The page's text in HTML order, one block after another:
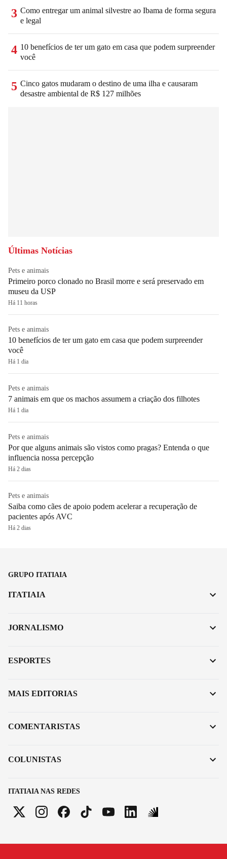
3 Como entregar um animal silvestre ao Ibama de forma segura
e legal
4 10 benefícios de ter um gato em casa que podem surpreender
você
5 Cinco gatos mudaram o destino de uma ilha e causaram
desastre ambiental de R$ 127 milhões
Últimas Notícias
Pets e animais
Primeiro porco clonado no Brasil morre e será preservado em
museu da USP
Há 11 horas
Pets e animais
10 benefícios de ter um gato em casa que podem surpreender
você
Há 1 dia
Pets e animais
7 animais em que os machos assumem a criação dos filhotes
Há 1 dia
Pets e animais
Por que alguns animais são vistos como pragas? Entenda o que
influencia nossa percepção
Há 2 dias
Pets e animais
Saiba como cães de apoio podem acelerar a recuperação de
pacientes após AVC
Há 2 dias
GRUPO ITATIAIA
ITATIAIA NAS REDES
ITATIAIA
JORNALISMO
ESPORTES
MAIS EDITORIAS
COMENTARISTAS
COLUNISTAS